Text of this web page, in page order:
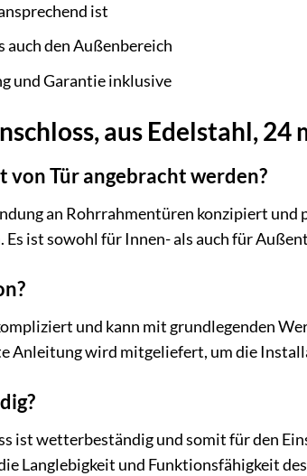
ist
auch den Außenbereich
und Garantie inklusive
aus Edelstahl,
von Tür angebracht werden?
an Rohrrahmentüren konzipiert und
ist sowohl für Innen- als auch für
und kann mit grundlegenden
Anleitung wird mitgeliefert, um die
ist wetterbeständig und somit für den
Langlebigkeit und Funktionsfähigkeit